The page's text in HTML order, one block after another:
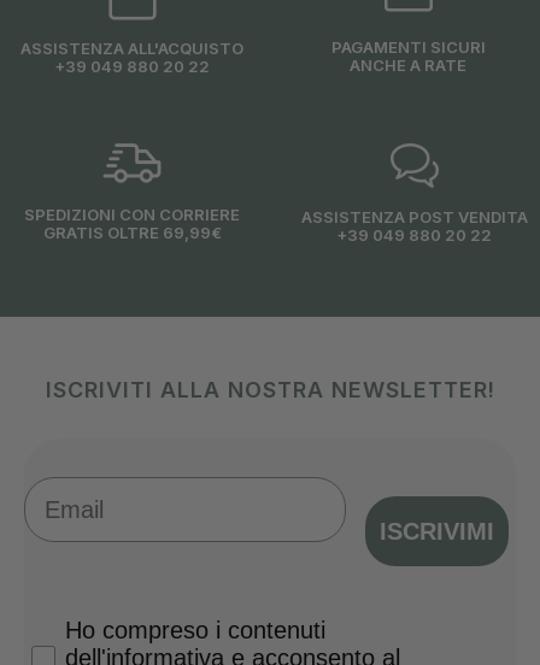
ASSISTENZA ALL'ACQUISTO
+39 049 880 20 22
PAGAMENTI SICURI
ANCHE A RATE
SPEDIZIONI CON CORRIERE
GRATIS OLTRE 69,99€
ASSISTENZA POST VENDITA
+39 049 880 20 22
ISCRIVITI ALLA NOSTRA NEWSLETTER!
Email
ISCRIVIMI
Privacy Policy
Ho compreso i contenuti
dell'informativa e acconsento al